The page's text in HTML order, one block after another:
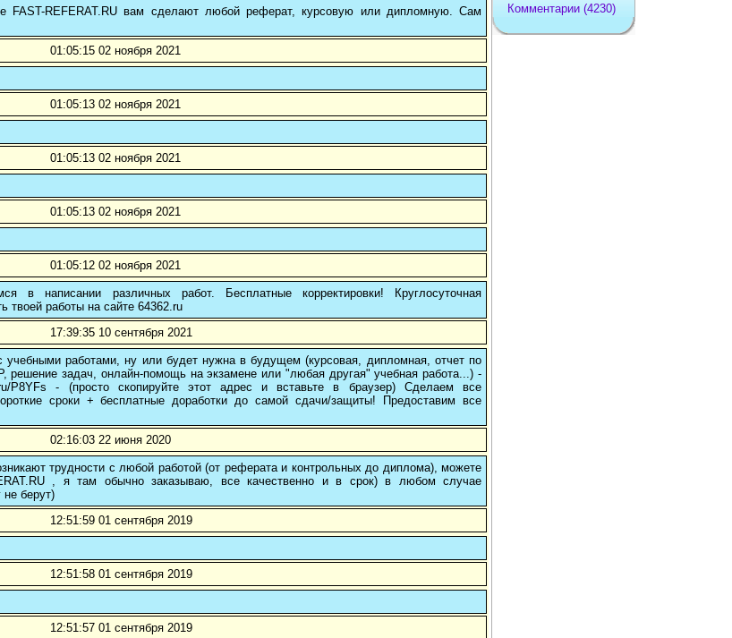
FAST-REFERAT.RU вам сделают любой реферат, курсовую или дипломную. Сам
01:05:15 02 ноября 2021
01:05:13 02 ноября 2021
01:05:13 02 ноября 2021
01:05:13 02 ноября 2021
01:05:12 02 ноября 2021
в написании различных работ. Бесплатные корректировки! Круглосуточная
твоей работы на сайте 64362.ru
17:39:35 10 сентября 2021
работами, ну или будет нужна в будущем (курсовая, дипломная, отчет по
решение задач, онлайн-помощь на экзамене или "любая другая" учебная работа...) -
P8YFs - (просто скопируйте этот адрес и вставьте в браузер) Сделаем все
сроки + бесплатные доработки до самой сдачи/защиты! Предоставим все
02:16:03 22 июня 2020
трудности с любой работой (от реферата и контрольных до диплома), можете
, я там обычно заказываю, все качественно и в срок) в любом случае
не берут)
12:51:59 01 сентября 2019
12:51:58 01 сентября 2019
12:51:57 01 сентября 2019
Комментарии (4230)